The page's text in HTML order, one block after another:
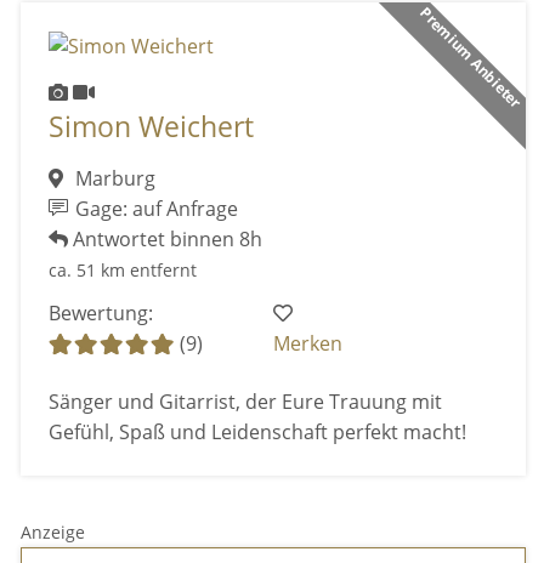
Premium Anbieter
Simon Weichert
Marburg
Gage: auf Anfrage
Antwortet binnen 8h
ca. 51 km entfernt
Bewertung:
(9)
Merken
Sänger und Gitarrist, der Eure Trauung mit
Gefühl, Spaß und Leidenschaft perfekt macht!
Anzeige